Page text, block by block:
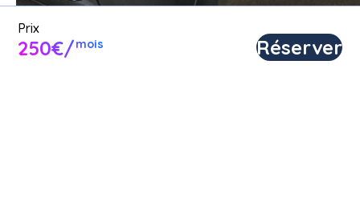
Réserver
Prix
250€/mois